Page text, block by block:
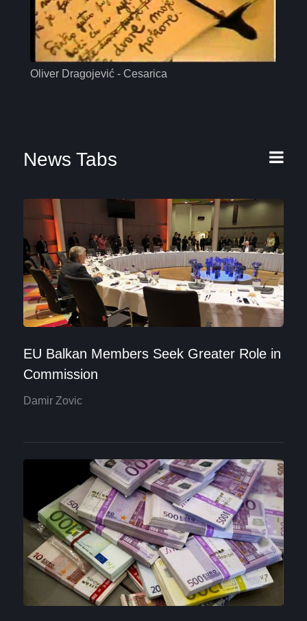
Oliver Dragojević - Cesarica
News Tabs
EU Balkan Members Seek Greater Role in
Commission
Damir Zovic